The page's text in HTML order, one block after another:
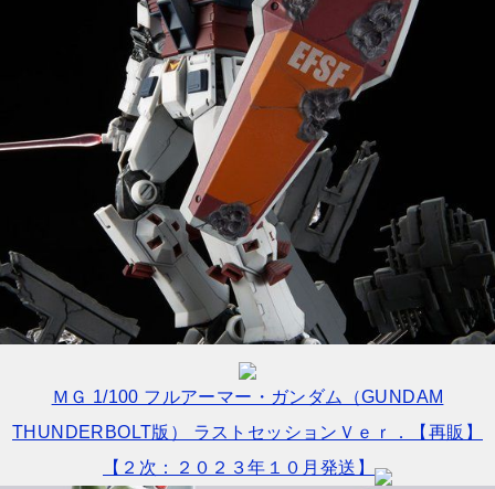
ＭＧ 1/100 フルアーマー・ガンダム（GUNDAM
THUNDERBOLT版） ラストセッションＶｅｒ．【再販】
【２次：２０２３年１０月発送】